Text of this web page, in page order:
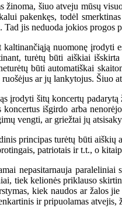
šiuo atveju mūsų
pakenkęs, todėl
Tad jis neduoda jokios
nuomonę įrodyti
turėtų būti aiškiai
būti automatiškai
ar jų lankytojus. Šiuo
įrodyti šitų koncertų padarytą
išgirdo arba
vengti, ar griežtai jų
principas turėtų būti aiškių
patriotais ir t.t., o
nepasitarnauja paraleliniai
tiek kelionės priklauso
kiek naudos ar žalos
ir pripuolamas